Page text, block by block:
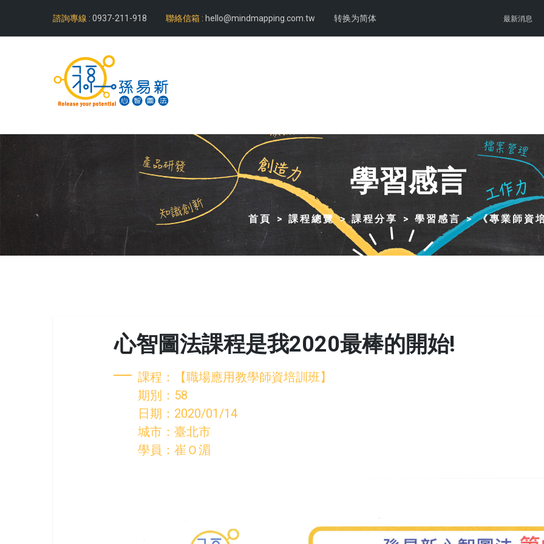
諮詢專線 : 0937-211-918 聯絡信箱 : hello@mindmapping.com.tw 转换为简体 最新消息
學習感言
首頁 課程總覽 課程分享 學習感言 《專業師資
心智圖法課程是我2020最棒的開始!
課程：【職場應用教學師資培訓班】
期別：58
日期：2020/01/14
城市：臺北市
學員：崔Ｏ湄